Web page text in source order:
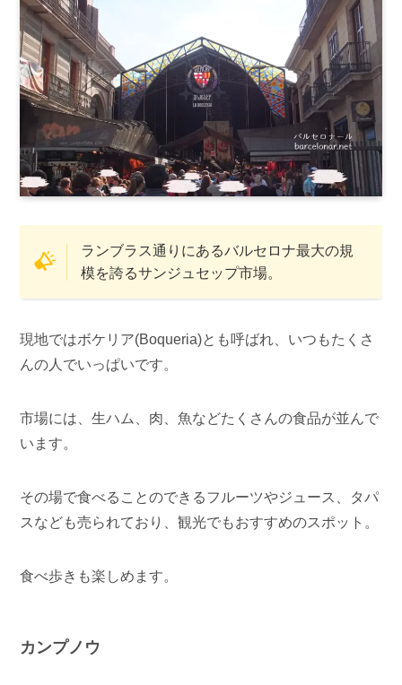
ランブラス通りにあるバルセロナ最大の規
模を誇るサンジュセップ市場。
現地ではボケリア(Boqueria)とも呼ばれ、いつもたくさ
んの人でいっぱいです。
市場には、生ハム、肉、魚などたくさんの食品が並んで
います。
その場で食べることのできるフルーツやジュース、タパ
スなども売られており、観光でもおすすめのスポット。
食べ歩きも楽しめます。
カンプノウ